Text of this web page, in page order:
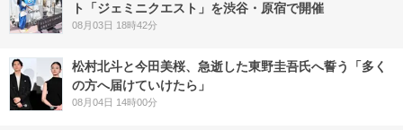
ト「ジェミニクエスト」を渋谷・原宿で開催
08月03日 18時42分
松村北斗と今田美桜、急逝した東野圭吾氏へ誓う「多く
の方へ届けていけたら」
08月04日 14時00分